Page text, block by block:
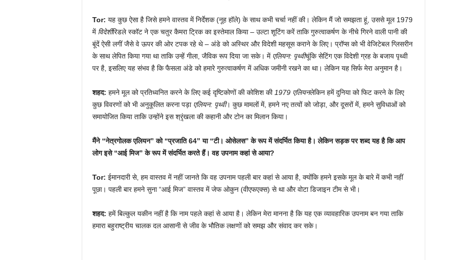
Tor: यह कुछ ऐसा है जिसे हमने वास्तव में निर्देशक (नूह हॉले) के साथ कभी चर्चा नहीं की। लेकिन मैं जो समझता हूं, उससे मूल 1979
में विदेशीरिडले स्कॉट ने एक चतुर कैमरा ट्रिक का इस्तेमाल किया – उल्टा शूटिंग करें ताकि गुरुत्वाकर्षण के नीचे गिरने वाली पानी की
बूंदें ऐसी लगीं जैसे वे ऊपर की ओर टपक रहे थे – अंडे को अस्थिर और विदेशी महसूस कराने के लिए। प्रॉप्स को भी वेजिटेबल ग्लिसरीन
के साथ लेपित किया गया था ताकि उन्हें गीला, जैविक रूप दिया जा सके। में एलियन: पृथ्वीचूंकि सेटिंग एक विदेशी ग्रह के बजाय पृथ्वी
पर है, इसलिए यह संभव है कि फैसला अंडे को हमारे गुरुत्वाकर्षण में अधिक जमीनी रखने का था। लेकिन यह सिर्फ मेरा अनुमान है।
शहद: हमने मूल को प्रतिध्वनित करने के लिए कई दृष्टिकोणों की कोशिश की 1979 एलियनलेकिन हमें दुनिया को फिट करने के लिए
कुछ विवरणों को भी अनुकूलित करना पड़ा एलियन: पृथ्वी। कुछ मामलों में, हमने नए तत्वों को जोड़ा, और दूसरों में, हमने सुविधाओं को
समायोजित किया ताकि उन्होंने इस श्रृंखला की कहानी और टोन का मिलान किया।
मैंने “नेत्रगोलक एलियन” को “प्रजाति 64” या “टी। ओसेलस” के रूप में संदर्भित किया है। लेकिन सड़क पर शब्द यह है कि आप
लोग इसे “आई मिज” के रूप में संदर्भित करते हैं। वह उपनाम कहां से आया?
Tor: ईमानदारी से, हम वास्तव में नहीं जानते कि वह उपनाम पहली बार कहां से आया है, क्योंकि हमने इसके मूल के बारे में कभी नहीं
पूछा। पहली बार हमने सुना “आई मिज” वास्तव में जेफ ओकुन (वीएफएक्स) से था और वोटा डिजाइन टीम से भी।
शहद: हमें बिल्कुल यकीन नहीं है कि नाम पहले कहां से आया है। लेकिन मेरा मानना ​​है कि यह एक व्यावहारिक उपनाम बन गया ताकि
हमारा बहुराष्ट्रीय चालक दल आसानी से जीव के भौतिक लक्षणों को समझ और संवाद कर सके।